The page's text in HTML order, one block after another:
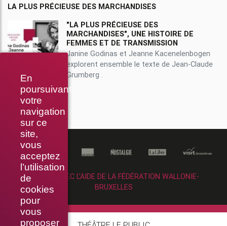
En
poursuivant
votre
navigation
sur ce
site,
vous
acceptez
l’utilisation
de
cookies
pour
vous
proposer
LA PLUS PRÉCIEUSE DES MARCHANDISES
"LA PLUS PRÉCIEUSE DES
MARCHANDISES", UNE HISTOIRE DE
FEMMES ET DE TRANSMISSION
Janine Godinas et Jeanne Kacenelenbogen
explorent ensemble le texte de Jean-Claude
Grumberg .
RÉALISÉ AVEC L’AIDE DE LA FÉDÉRATION WALLONIE-
BRUXELLES